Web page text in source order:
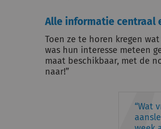
Alle informatie centraal
Toen ze te horen kregen
was hun interesse meteen
maat beschikbaar, met de
naar!”
Wat